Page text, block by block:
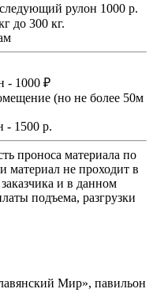
рулон 1000 р.
до 300 кг.
- 1000 ₽
(но не более 50м
- 1500 р.
проноса материала по
материал не проходит в
и в данном
подъема, разгрузки
Мир», павильон